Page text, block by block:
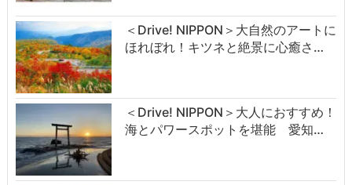
＜Drive! NIPPON＞大自然のアートに
ほれぼれ！キツネと絶景に心癒さ…
＜Drive! NIPPON＞大人におすすめ！
海とパワースポットを堪能 愛知…